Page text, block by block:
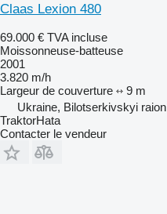
Claas Lexion 480
69.000 € TVA incluse
Moissonneuse-batteuse
2001
3.820 m/h
Largeur de couverture
9 m
Ukraine, Bilotserkivskyi raion
TraktorHata
Contacter le vendeur